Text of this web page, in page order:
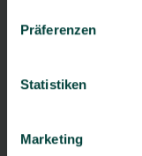
Präferenzen
Statistiken
Marketing